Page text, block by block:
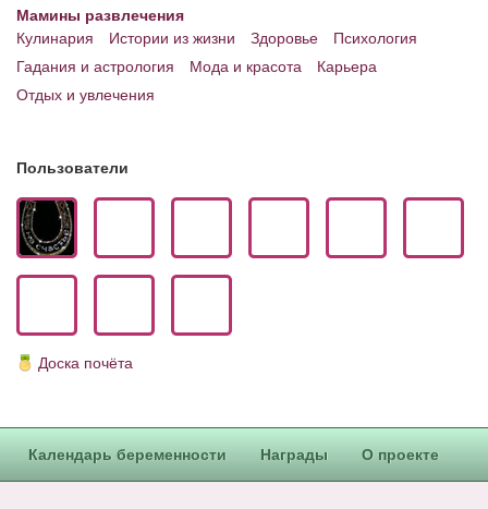
Мамины развлечения
Кулинария
Истории из жизни Здоровье
Психология
Гадания и астрология
Мода и красота
Карьера
Отдых и увлечения
Пользователи
Доска почёта
Календарь беременности Награды О проекте